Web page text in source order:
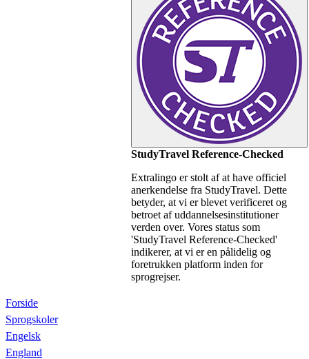
StudyTravel Reference-Checked
Extralingo er stolt af at have officiel
anerkendelse fra StudyTravel. Dette
betyder, at vi er blevet verificeret og
betroet af uddannelsesinstitutioner
verden over. Vores status som
'StudyTravel Reference-Checked'
indikerer, at vi er en pålidelig og
foretrukken platform inden for
sprogrejser.
Forside
Sprogskoler
Engelsk
England